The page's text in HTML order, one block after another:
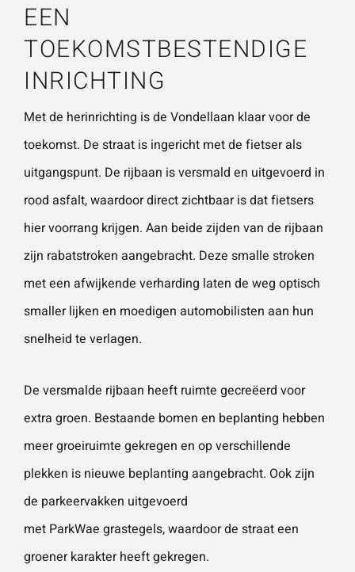
Vraag of opmerking
Wat is 5 + 5?*
VERSTU
UR JE
AANVRA
EEN
TOEKOMSTBESTENDIGE
INRICHTING
Met de herinrichting is de Vondellaan klaar voor de
toekomst. De straat is ingericht met de fietser als
uitgangspunt. De rijbaan is versmald en uitgevoerd in
rood asfalt, waardoor direct zichtbaar is dat fietsers
hier voorrang krijgen. Aan beide zijden van de rijbaan
zijn rabatstroken aangebracht. Deze smalle stroken
met een afwijkende verharding laten de weg optisch
smaller lijken en moedigen automobilisten aan hun
snelheid te verlagen.
De versmalde rijbaan heeft ruimte gecreëerd voor
extra groen. Bestaande bomen en beplanting hebben
meer groeiruimte gekregen en op verschillende
plekken is nieuwe beplanting aangebracht. Ook zijn
de parkeervakken uitgevoerd
met ParkWae grastegels, waardoor de straat een
groener karakter heeft gekregen.